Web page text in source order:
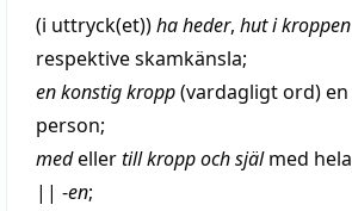
(i uttryck(et))haheder, huti kroppen
respektiveskamkänsla;
enkonstigkropp(vardagligt ord) en
person;
medellertill kropp ochsjälmed hela
|| -en;